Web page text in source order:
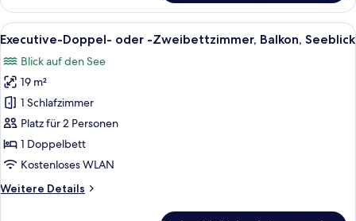
Doppel-
oder
-
Zweibettzimmer,
Balkon,
Seeblick
Alle
Fotos
für
Executive-
Doppel-
oder
-
Zweibettzimmer,
Seeblick
Ein Hotelzimmer mit einem großen
4
Executive-Doppel- oder -Zweibettzimmer, Balkon, Seeblick
Blick auf den See
19 m²
1 Schlafzimmer
Platz für 2 Personen
1 Doppelbett
Kostenloses WLAN
Weitere Details
Weitere